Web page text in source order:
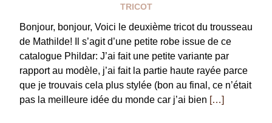
TRICOT
Bonjour, bonjour, Voici le deuxième tricot du trousseau
de Mathilde! Il s’agit d’une petite robe issue de ce
catalogue Phildar: J’ai fait une petite variante par
rapport au modèle, j’ai fait la partie haute rayée parce
que je trouvais cela plus stylée (bon au final, ce n’était
pas la meilleure idée du monde car j’ai bien […]